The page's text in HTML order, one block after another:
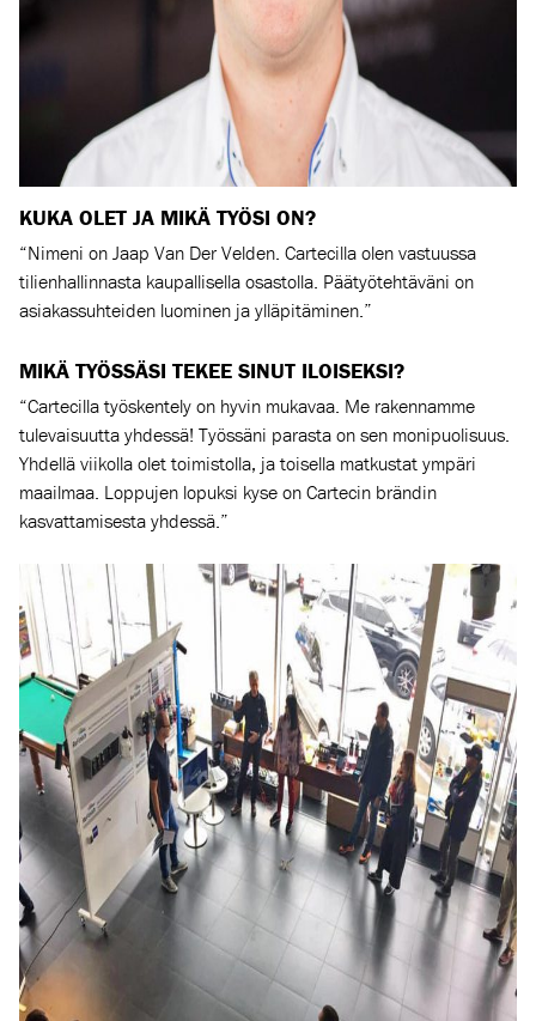
KUKA OLET JA MIKÄ TYÖSI ON?
“Nimeni on Jaap Van Der Velden. Cartecilla olen vastuussa
tilienhallinnasta kaupallisella osastolla. Päätyötehtäväni on
asiakassuhteiden luominen ja ylläpitäminen.”
MIKÄ TYÖSSÄSI TEKEE SINUT ILOISEKSI?
“Cartecilla työskentely on hyvin mukavaa. Me rakennamme
tulevaisuutta yhdessä! Työssäni parasta on sen monipuolisuus.
Yhdellä viikolla olet toimistolla, ja toisella matkustat ympäri
maailmaa. Loppujen lopuksi kyse on Cartecin brändin
kasvattamisesta yhdessä.”